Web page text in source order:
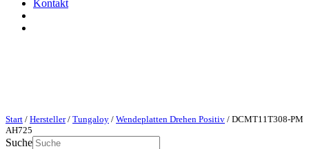
Kontakt
Start / Hersteller/ Tungaloy / Wendeplatten Drehen Positiv / DCMT11T308-PM
AH725
Suche